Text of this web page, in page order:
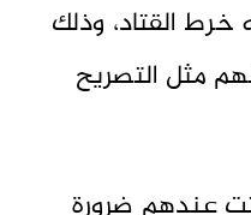
القتاد، وذلك
مثل التصريح